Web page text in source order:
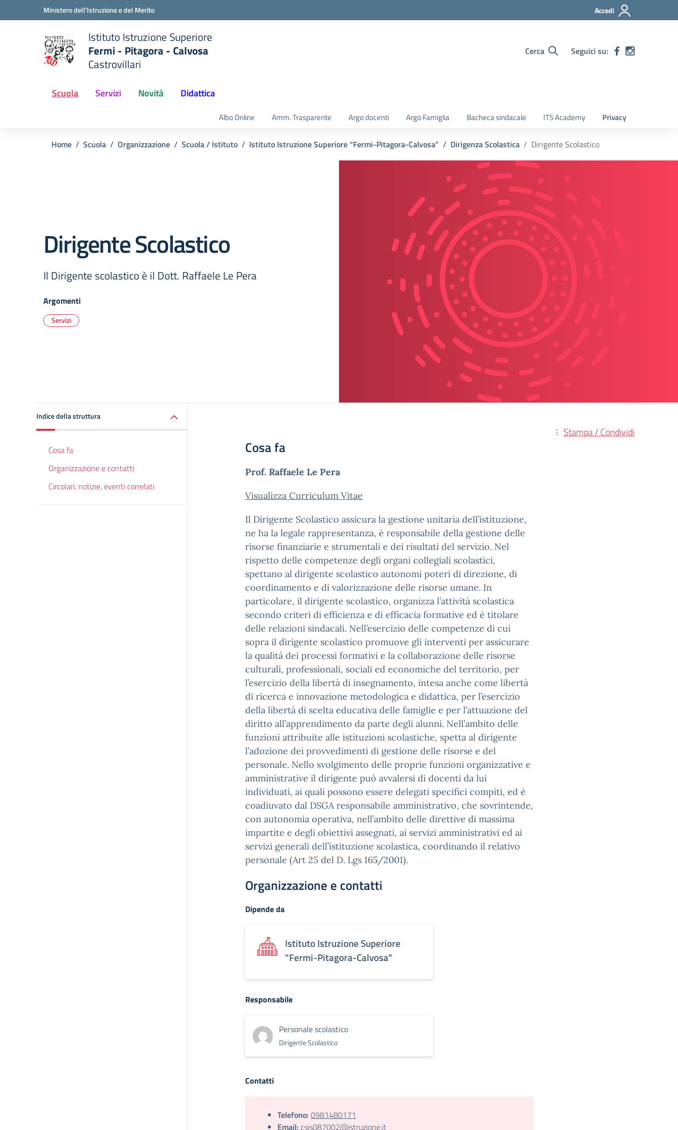
Vai ai contenuti
Vai al menu di navigazioneMinistero dell'Istruzione e del Merito Accedi
Istituto Istruzione Superiore
Fermi - Pitagora - Calvosa
Castrovillari
Cerca Seguici su:
Scuola Servizi Novità Didattica
Albo Online Amm. Trasparente Argo docenti Argo Famiglia Bacheca sindacale ITS Academy Privacy
Home Scuola Organizzazione Scuola / Istituto Istituto Istruzione Superiore “Fermi-Pitagora-Calvosa” Dirigenza Scolastica Dirigente Scolastico
Dirigente Scolastico
Il Dirigente scolastico è il Dott. Raffaele Le Pera
Argomenti
Servizi
Indice della struttura
Cosa fa
Organizzazione e contatti
Circolari, notizie, eventi correlati
Stampa / Condividi
Cosa fa
Prof. Raffaele Le Pera
Visualizza Curriculum Vitae
Il Dirigente Scolastico assicura la gestione unitaria dell’istituzione,
ne ha la legale rappresentanza, è responsabile della gestione delle
risorse finanziarie e strumentali e dei risultati del servizio. Nel
rispetto delle competenze degli organi collegiali scolastici,
spettano al dirigente scolastico autonomi poteri di direzione, di
coordinamento e di valorizzazione delle risorse umane. In
particolare, il dirigente scolastico, organizza l’attività scolastica
secondo criteri di efficienza e di efficacia formative ed è titolare
delle relazioni sindacali. Nell’esercizio delle competenze di cui
sopra il dirigente scolastico promuove gli interventi per assicurare
la qualità dei processi formativi e la collaborazione delle risorse
culturali, professionali, sociali ed economiche del territorio, per
l’esercizio della libertà di insegnamento, intesa anche come libertà
di ricerca e innovazione metodologica e didattica, per l’esercizio
della libertà di scelta educativa delle famiglie e per l’attuazione del
diritto all’apprendimento da parte degli alunni. Nell’ambito delle
funzioni attribuite alle istituzioni scolastiche, spetta al dirigente
l’adozione dei provvedimenti di gestione delle risorse e del
personale. Nello svolgimento delle proprie funzioni organizzative e
amministrative il dirigente può avvalersi di docenti da lui
individuati, ai quali possono essere delegati specifici compiti, ed è
coadiuvato dal DSGA responsabile amministrativo, che sovrintende,
con autonomia operativa, nell’ambito delle direttive di massima
impartite e degli obiettivi assegnati, ai servizi amministrativi ed ai
servizi generali dell’istituzione scolastica, coordinando il relativo
personale (Art 25 del D. Lgs 165/2001).
Organizzazione e contatti
Dipende da
Istituto Istruzione Superiore
"Fermi-Pitagora-Calvosa"
Responsabile
Personale scolastico
Dirigente Scolastico
Contatti
Telefono: 0981480171
Email: csis087002@istruzione.it